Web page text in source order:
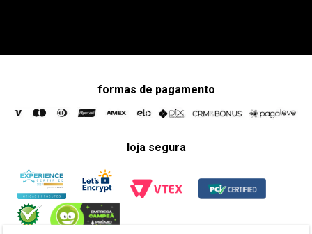
formas de pagamento
loja segura